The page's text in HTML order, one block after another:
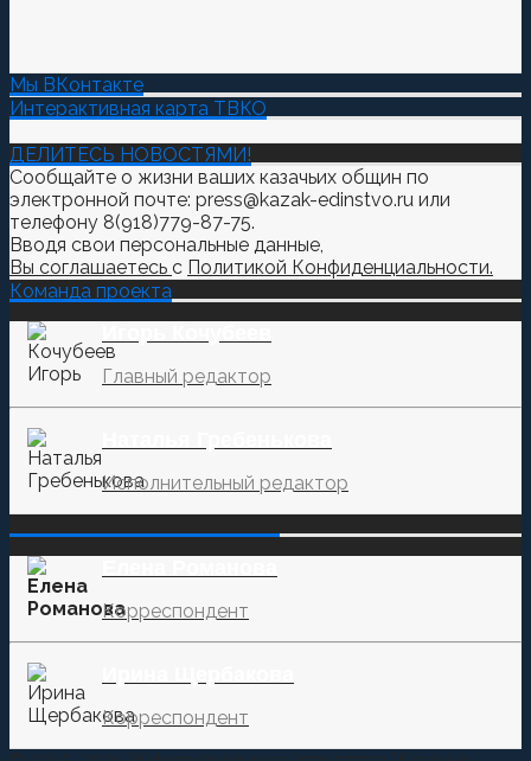
Мы ВКонтакте
Интерактивная карта ТВКО
ДЕЛИТЕСЬ НОВОСТЯМИ!
Сообщайте о жизни ваших казачьих общин по
электронной почте: press@kazak-edinstvo.ru или
телефону 8(918)779-87-75.
Вводя свои персональные данные,
Вы соглашаетесь с Политикой Конфиденциальности.
Команда проекта
Главный редактор
Исполнительный редактор
Корреспондент
Корреспондент